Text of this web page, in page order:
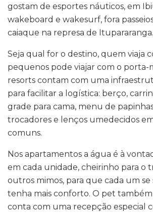
gostam de esportes náuticos, em
wakeboard e wakesurf, fora
caiaque na represa de Itupararanga.
Seja qual for o destino, quem viaja
pequenos pode viajar com o porta-
resorts contam com uma
para facilitar a logística: berço,
grade para cama, menu de
trocadores e lenços umedecidos
comuns.
Nos apartamentos a água é à
em cada unidade, cheirinho para o
outros mimos, para que cada um
tenha mais conforto. O pet
conta com uma recepção especial